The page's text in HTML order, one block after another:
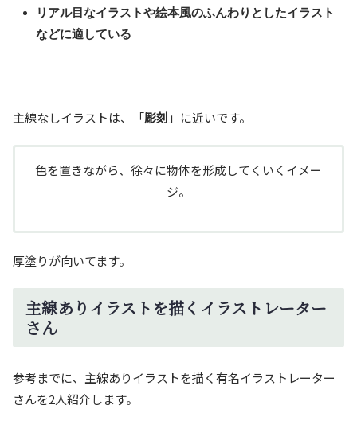
リアル目なイラストや絵本風のふんわりとしたイラスト
などに適している
主線なしイラストは、「彫刻 」に近いです。
色を置きながら、徐々に物体を形成してくいくイメー
ジ。
厚塗りが向いてます。
主線ありイラストを描くイラストレーター
さん
参考までに、主線ありイラストを描く有名イラストレーター
さんを2人紹介します。